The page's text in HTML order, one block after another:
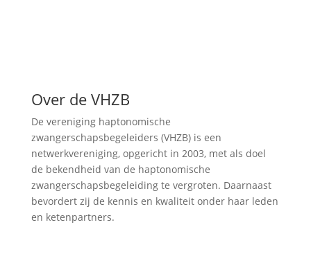
Over de VHZB
De vereniging haptonomische
zwangerschapsbegeleiders (VHZB) is een
netwerkvereniging, opgericht in 2003, met als doel
de bekendheid van de haptonomische
zwangerschapsbegeleiding te vergroten. Daarnaast
bevordert zij de kennis en kwaliteit onder haar leden
en ketenpartners.